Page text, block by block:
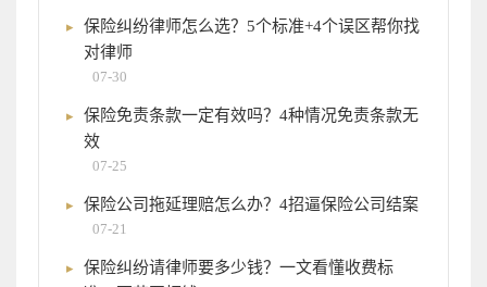
保险纠纷律师怎么选？5个标准+4个误区帮你找
对律师
07-30
保险免责条款一定有效吗？4种情况免责条款无
效
07-25
保险公司拖延理赔怎么办？4招逼保险公司结案
07-21
保险纠纷请律师要多少钱？一文看懂收费标